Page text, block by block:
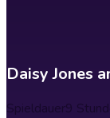
Daisy Jones
Spieldauer9